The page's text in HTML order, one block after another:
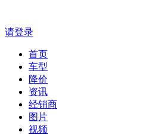
请登录
首页
车型
降价
资讯
经销商
图片
视频